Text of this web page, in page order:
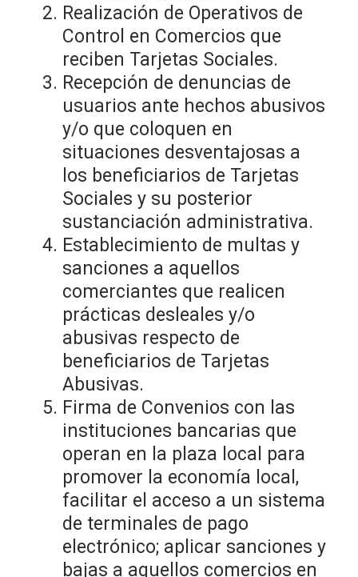
Realización de Operativos de
Control en Comercios que
reciben Tarjetas Sociales.
Recepción de denuncias de
usuarios ante hechos abusivos
y/o que coloquen en
situaciones desventajosas a
los beneficiarios de Tarjetas
Sociales y su posterior
sustanciación administrativa.
Establecimiento de multas y
sanciones a aquellos
comerciantes que realicen
prácticas desleales y/o
abusivas respecto de
beneficiarios de Tarjetas
Abusivas.
Firma de Convenios con las
instituciones bancarias que
operan en la plaza local para
promover la economía local,
facilitar el acceso a un sistema
de terminales de pago
electrónico; aplicar sanciones y
bajas a aquellos comercios en